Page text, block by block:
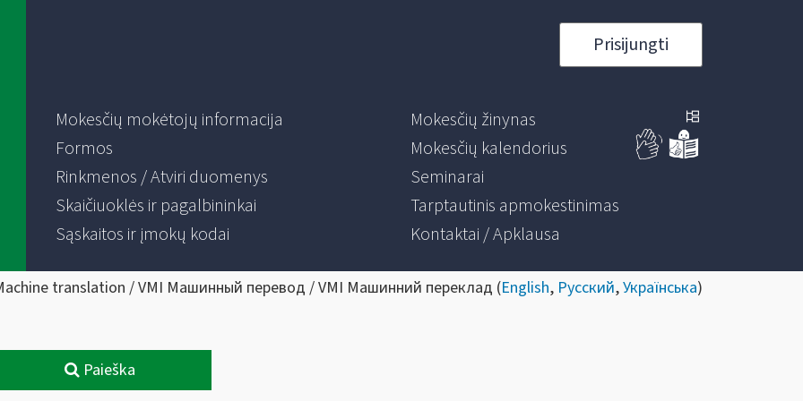
Prisijungti
Mokesčių mokėtojų informacija
Formos
Rinkmenos / Atviri duomenys
Skaičiuoklės ir pagalbininkai
Sąskaitos ir įmokų kodai
Mokesčių žinynas
Mokesčių kalendorius
Seminarai
Tarptautinis apmokestinimas
Kontaktai / Apklausa
translation / VMI Машинный перевод / VMI Машинний переклад (English, Русский,Українська)
Paieška